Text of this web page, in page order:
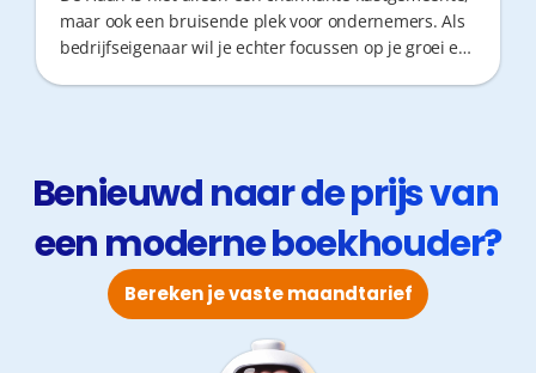
maar ook een bruisende plek voor ondernemers. Als
bedrijfseigenaar wil je echter focussen op je groei en
efficiënte partner bespaart je niet alleen geld, maar
ook kostbare tijd.
Benieuwd naar de prijs van
een moderne boekhouder?
Bereken je vaste maandtarief